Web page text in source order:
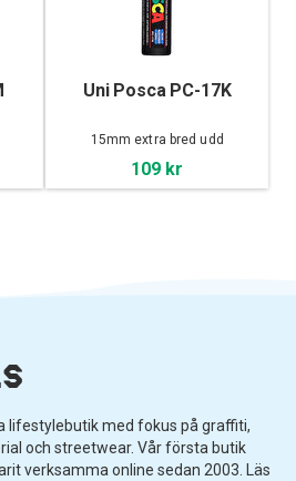
Uni Posca PC-17K
15mm extra bred udd
109 kr
lifestylebutik med fokus på graffiti,
och streetwear. Vår första butik
verksamma online sedan 2003. Läs